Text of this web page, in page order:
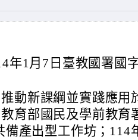
年1月7日臺教國署國
動新課綱並實踐應用
育部國民及學前教育
產出型工作坊；114